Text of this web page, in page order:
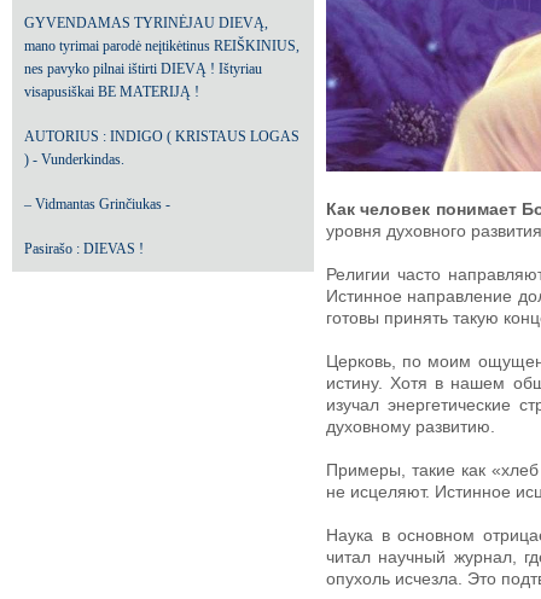
Как человек понимает
уровня духовного
Религии часто
Истинное направление
готовы принять такую
Церковь, по моим
истину. Хотя в нашем
изучал энергетические
духовному развитию.
Примеры, такие как
не исцеляют. Истинное
Наука в основном
читал научный журнал,
опухоль исчезла. Это
GYVENDAMAS TYRINĖJAU DIEVĄ,
mano tyrimai parodė neįtikėtinus REIŠKINIUS,
nes pavyko pilnai ištirti DIEVĄ ! Ištyriau
visapusiškai BE MATERIJĄ !
AUTORIUS : INDIGO ( KRISTAUS LOGAS
) - Vunderkindas.
– Vidmantas Grinčiukas -
Pasirašo : DIEVAS !